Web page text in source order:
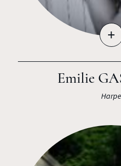
+
Emilie
Harpe